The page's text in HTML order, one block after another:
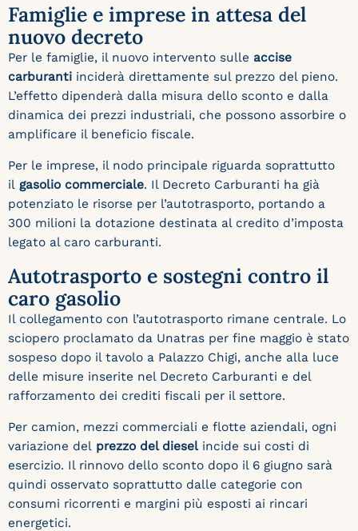
Famiglie e imprese in attesa del
nuovo decreto
Per le famiglie, il nuovo intervento sulle accise
carburanti inciderà direttamente sul prezzo del pieno.
L’effetto dipenderà dalla misura dello sconto e dalla
dinamica dei prezzi industriali, che possono assorbire o
amplificare il beneficio fiscale.
Per le imprese, il nodo principale riguarda soprattutto
il gasolio commerciale. Il Decreto Carburanti ha già
potenziato le risorse per l’autotrasporto, portando a
300 milioni la dotazione destinata al credito d’imposta
legato al caro carburanti.
Autotrasporto e sostegni contro il
caro gasolio
Il collegamento con l’autotrasporto rimane centrale. Lo
sciopero proclamato da Unatras per fine maggio è stato
sospeso dopo il tavolo a Palazzo Chigi, anche alla luce
delle misure inserite nel Decreto Carburanti e del
rafforzamento dei crediti fiscali per il settore.
Per camion, mezzi commerciali e flotte aziendali, ogni
variazione del prezzo del dieselincide sui costi di
esercizio. Il rinnovo dello sconto dopo il 6 giugno sarà
quindi osservato soprattutto dalle categorie con
consumi ricorrenti e margini più esposti ai rincari
energetici.